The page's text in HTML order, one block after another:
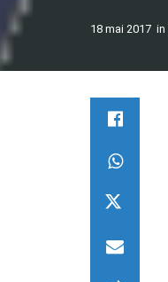
18 mai 2017 in